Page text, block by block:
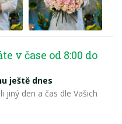
v čase od 8:00 do
ještě dnes
jiný den a čas dle Vašich